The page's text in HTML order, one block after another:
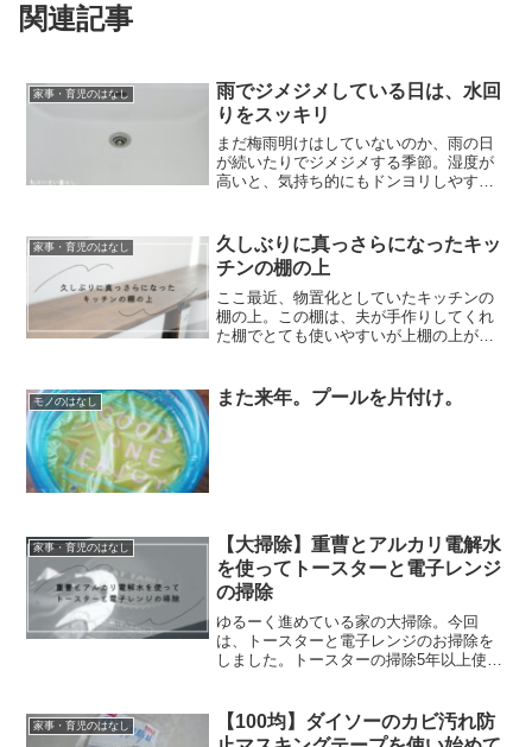
関連記事
家事・育児のはなし
雨でジメジメしている日は、水回
りをスッキリ
まだ梅雨明けはしていないのか、雨の日
が続いたりでジメジメする季節。湿度が
高いと、気持ち的にもドンヨリしやすい
も汚れもお掃除をしてスッキリさせよう
キャンペーンを実施します...
家事・育児のはなし
久しぶりに真っさらになったキッ
チンの棚の上
ここ最近、物置化としていたキッチンの
棚の上。この棚は、夫が手作りしてくれ
た棚でとても使いやすいが上棚の上がち
ッパー類が溜まりに溜まっている状態で
した。ちゃんと棚の中の収...
モノのはなし また来年。プールを片付け。
家事・育児のはなし
【大掃除】重曹とアルカリ電解水
を使ってトースターと電子レンジ
の掃除
ゆるーく進めている家の大掃除。今回
は、トースターと電子レンジのお掃除を
しました。トースターの掃除5年以上使っ
で、取れない汚れも出てきました。それ
でも少しでもお手入れして...
家事・育児のはなし
【100均】ダイソーのカビ汚れ防